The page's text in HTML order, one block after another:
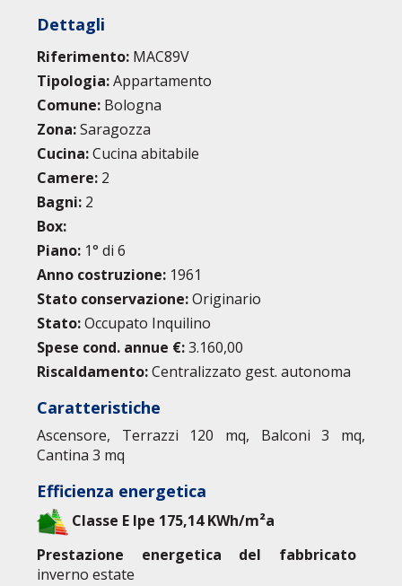
Dettagli
Riferimento: MAC89V
Tipologia:Appartamento
Comune: Bologna
Zona:Saragozza
Cucina:Cucina abitabile
Camere: 2
Bagni: 2
Box:
Piano: 1° di 6
Anno costruzione: 1961
Stato conservazione:Originario
Stato:Occupato Inquilino
Spese cond. annue €:3.160,00
Riscaldamento:Centralizzato gest. autonoma
Caratteristiche
Ascensore, Terrazzi 120 mq, Balconi 3 mq,
Cantina 3 mq
Efficienza energetica
Classe E Ipe 175,14 KWh/m²a
Prestazione energetica del fabbricato
inverno estate